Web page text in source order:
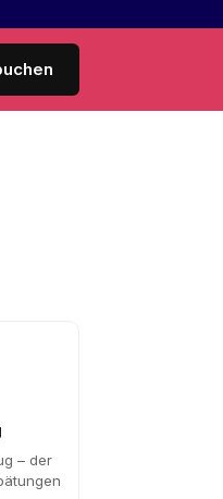
– der